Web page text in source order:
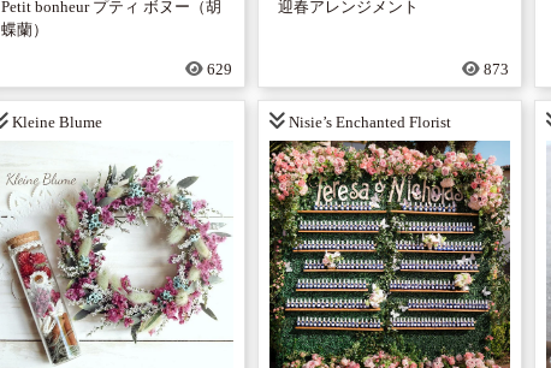
Petit bonheur プティ ボヌー（胡
蝶蘭）
629
迎春アレンジメント
873
Kleine Blume Nisie’s Enchanted Florist